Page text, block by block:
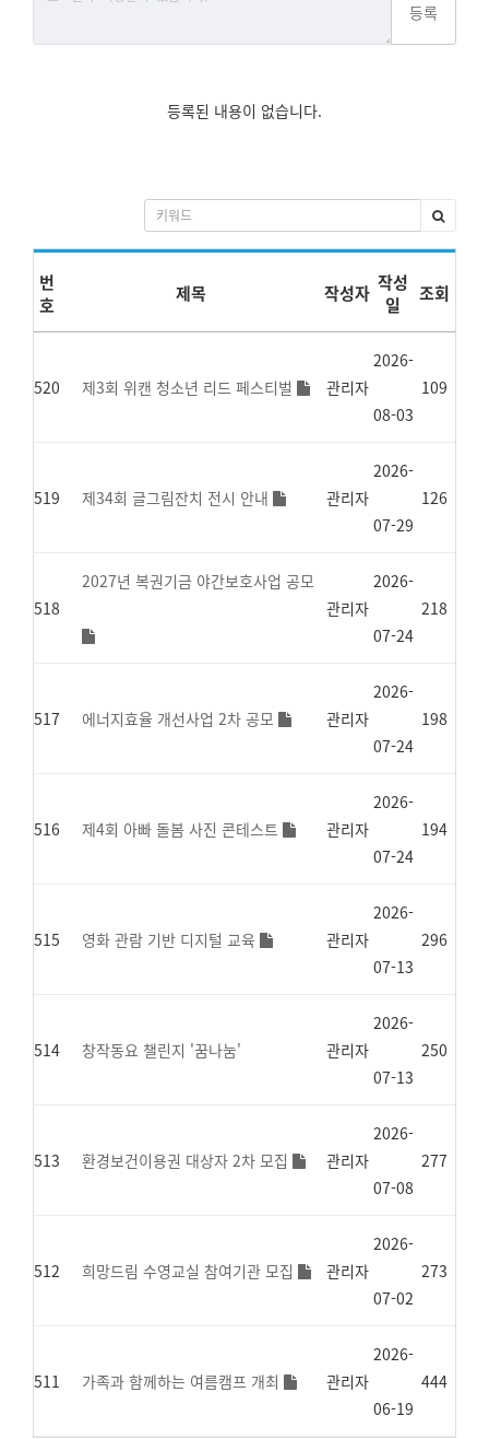
등록
등록된 내용이 없습니다.
번
호
제목 작성자 작성
일
조회
520 제3회 위캔 청소년 리드 페스티벌 관리자
2026-
08-03
109
519 제34회 글그림잔치 전시 안내 관리자
2026-
07-29
126
518
2027년 복권기금 야간보호사업 공모
관리자
2026-
07-24
218
517 에너지효율 개선사업 2차 공모 관리자
2026-
07-24
198
516 제4회 아빠 돌봄 사진 콘테스트 관리자
2026-
07-24
194
515 영화 관람 기반 디지털 교육 관리자
2026-
07-13
296
514 창작동요 챌린지 '꿈나눔' 관리자
2026-
07-13
250
513 환경보건이용권 대상자 2차 모집 관리자
2026-
07-08
277
512 희망드림 수영교실 참여기관 모집 관리자
2026-
07-02
273
511 가족과 함께하는 여름캠프 개최 관리자
2026-
06-19
444